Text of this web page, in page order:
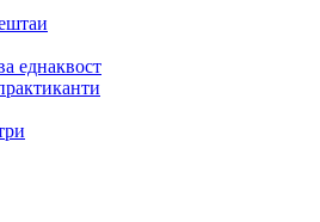
еднаквост